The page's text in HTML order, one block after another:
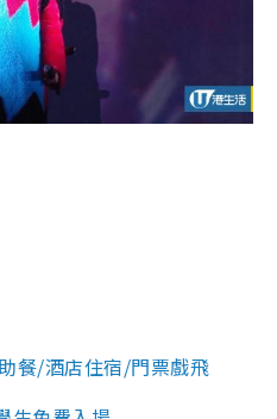
餐/酒店住宿/門票戲飛